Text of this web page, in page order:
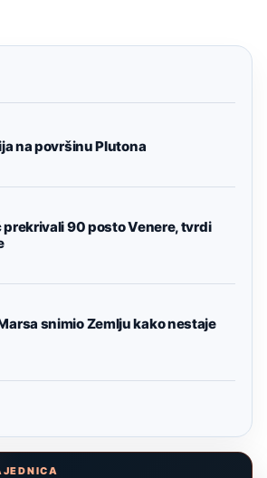
na površinu Plutona
prekrivali 90 posto Venere, tvrdi
snimio Zemlju kako nestaje